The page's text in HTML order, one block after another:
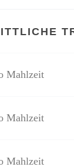
Mahlzeit
Mahlzeit
Mahlzeit